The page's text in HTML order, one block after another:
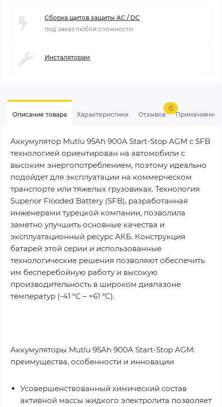
Сборка щитов защиты AC / DC
под заказ любой сложности
Инсталяторам
Описание товара Характеристики Отзывов
0
Аккумулятор Mutlu 95Ah 900A Start-Stop AGM с SFB
технологией ориентирован на автомобили с
высоким энергопотреблением, поэтому идеально
подойдет для эксплуатации на коммерческом
транспорте или тяжелых грузовиках. Технология
Superior Flooded Battery (SFB), разработанная
инженерами турецкой компании, позволила
заметно улучшить основные качества и
эксплуатационный ресурс АКБ. Конструкция
батарей этой серии и использованные
технологические решения позволяют обеспечить
им бесперебойную работу и высокую
производительность в широком диапазоне
температур (-41 °C – +61 °C).
Аккумуляторы Mutlu 95Ah 900A Start-Stop AGM:
преимущества, особенности и инновации
Усовершенствованный химический состав
активной массы жидкого электролита позволяет